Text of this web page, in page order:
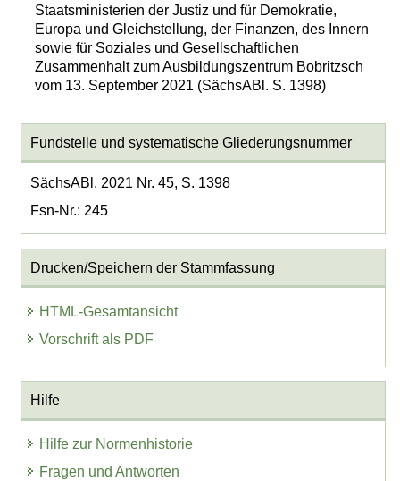
Staatsministerien der Justiz und für Demokratie,
Europa und Gleichstellung, der Finanzen, des Innern
sowie für Soziales und Gesellschaftlichen
Zusammenhalt zum Ausbildungszentrum Bobritzsch
vom 13. September 2021 (SächsABl. S. 1398)
Fundstelle und systematische Gliederungsnummer
SächsABl. 2021 Nr. 45, S. 1398
Fsn-Nr.: 245
Drucken/Speichern der Stammfassung
HTML-Gesamtansicht
Vorschrift als PDF
Hilfe
Hilfe zur Normenhistorie
Fragen und Antworten